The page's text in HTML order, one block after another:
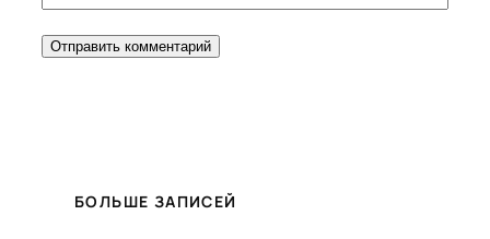
БОЛЬШЕ ЗАПИСЕЙ